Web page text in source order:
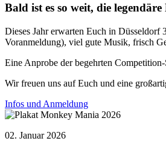
Bald ist es so weit, die
Dieses Jahr erwarten Euch in Düsseldorf
Voranmeldung), viel gute Musik, frisch
Eine Anprobe der begehrten
Wir freuen uns auf Euch und eine
Infos und Anmeldung
02. Januar 2026